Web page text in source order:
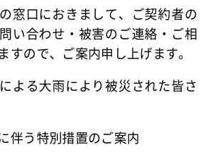
窓口におきまして、ご契約者の
い合わせ・被害のご連絡・ご相
すので、ご案内申し上げます。
よる大雨により被災された皆さ
伴う特別措置のご案内